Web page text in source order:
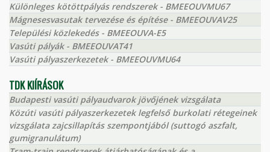
Különleges kötöttpályás rendszerek - BMEEOUVMU67
Mágnesesvasutak tervezése és építése - BMEEOUVAV25
Települési közlekedés - BMEEOUVA-E5
Vasúti pályák - BMEEOUVAT41
Vasúti pályaszerkezetek - BMEEOUVMU64
TDK KIÍRÁSOK
Budapesti vasúti pályaudvarok jövőjének vizsgálata
Közúti vasúti pályaszerkezetek legfelső burkolati rétegeinek
vizsgálata zajcsillapítás szempontjából (suttogó aszfalt,
gumigranulátum)